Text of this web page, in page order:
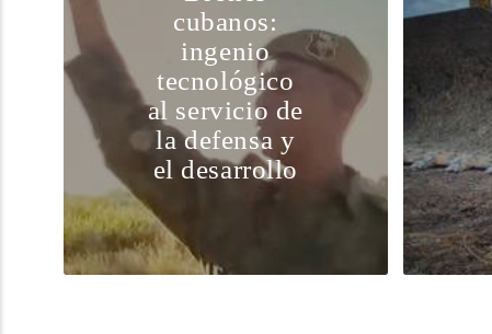
cubanos:
ingenio
tecnológico
al servicio de
la defensa y
el desarrollo